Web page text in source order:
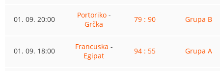
01. 09. 20:00 Portoriko-
Grčka
79 : 90 Grupa B
01. 09. 18:00 Francuska -
Egipat
94 : 55 Grupa A